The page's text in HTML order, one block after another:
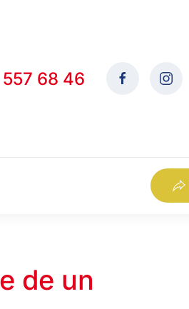
557 68 46
de un